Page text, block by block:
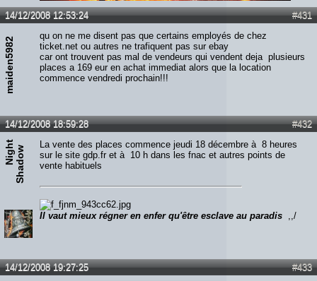
Lien :http://heavymetalreviews.fr/
#431
14/12/2008 12:53:24
maiden5982
qu on ne me disent pas que certains employés de chez
ticket.net ou autres ne trafiquent pas sur ebay
car ont trouvent pas mal de vendeurs qui vendent deja plusieurs
places a 169 eur en achat immediat alors que la location
commence vendredi prochain!!!
#432
14/12/2008 18:59:28
N
i
g
h
t
S
h
a
d
ow
La vente des places commence jeudi 18 décembre à 8 heures
sur le site gdp.fr et à 10 h dans les fnac et autres points de
vente habituels
Il vaut mieux régner en enfer qu'être esclave au paradis ,,/
#433
14/12/2008 19:27:25